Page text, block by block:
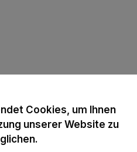
Cookies, um Ihnen
unserer Website zu